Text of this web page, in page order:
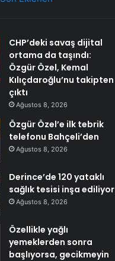
CHP’deki savaş dijital
ortama da taşındı:
Özgür Özel, Kemal
Kılıçdaroğlu’nu takipten
çıktı
Ağustos 8, 2026
Özgür Özel’e ilk tebrik
telefonu Bahçeli’den
Ağustos 8, 2026
Derince’de 120 yataklı
sağlık tesisi inşa ediliyor
Ağustos 8, 2026
Özellikle yağlı
yemeklerden sonra
başlıyorsa, gecikmeyin